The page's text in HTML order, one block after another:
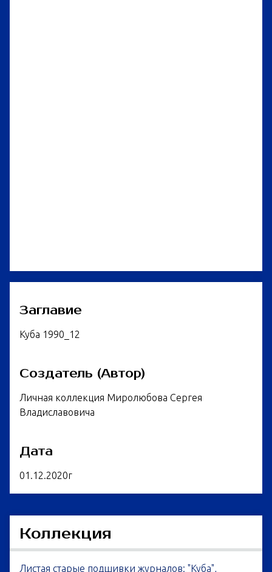
Заглавие
Куба 1990_12
Создатель (Автор)
Личная коллекция Миролюбова Сергея
Владиславовича
Дата
01.12.2020г
Коллекция
Листая старые подшивки журналов: "Куба",